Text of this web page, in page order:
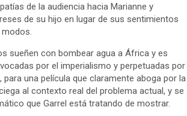
de la audiencia hacia Marianne y
de su hijo en lugar de sus sentimientos
sueñen con bombear agua a África y es
por el imperialismo y perpetuadas por
una película que claramente aboga por la
al contexto real del problema actual, y se
que Garrel está tratando de mostrar.